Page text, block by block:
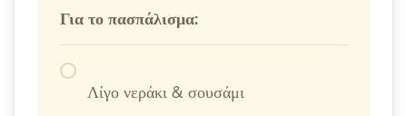
Για το πασπάλισμα:
Λίγο νεράκι & σουσάμι